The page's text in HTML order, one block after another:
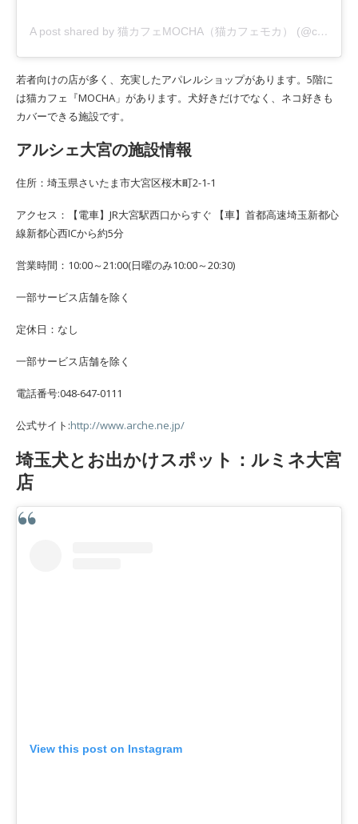
A post shared by 猫カフェMOCHA（猫カフェモカ） (@catcafemocha)
若者向けの店が多く、充実したアパレルショップがあります。5階に
は猫カフェ『MOCHA」があります。犬好きだけでなく、ネコ好きも
カバーできる施設です。
アルシェ大宮の施設情報
住所：埼玉県さいたま市大宮区桜木町2-1-1
アクセス：【電車】JR大宮駅西口からすぐ 【車】首都高速埼玉新都心
線新都心西ICから約5分
営業時間：10:00～21:00(日曜のみ10:00～20:30)
一部サービス店舗を除く
定休日：なし
一部サービス店舗を除く
電話番号:048-647-0111
公式サイト:http://www.arche.ne.jp/
埼玉犬とお出かけスポット：ルミネ大宮
店
View this post on Instagram